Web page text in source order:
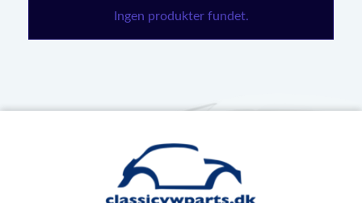
Ingen produkter fundet.